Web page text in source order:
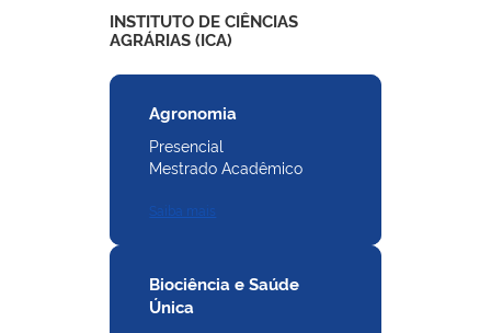
INSTITUTO DE CIÊNCIAS
AGRÁRIAS (ICA)
Agronomia
Presencial
Mestrado Acadêmico
Saiba mais
Biociência e Saúde
Única